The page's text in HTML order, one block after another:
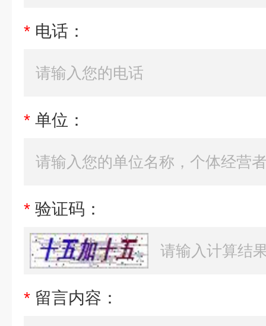
* 电话：
* 单位：
* 验证码：
* 留言内容：